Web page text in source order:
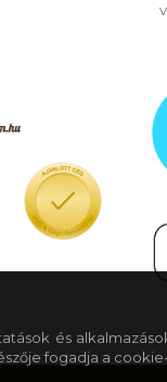
és
fogadja a